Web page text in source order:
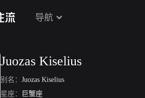
导航
Juozas Kiselius
别名： Juozas Kiselius
星座：
巨蟹座